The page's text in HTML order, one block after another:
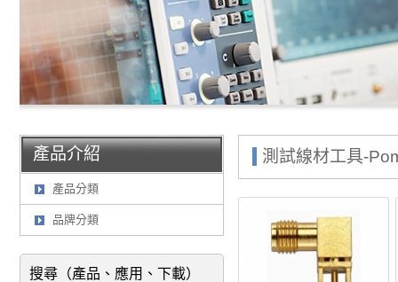
產品介紹
產品分類
品牌分類
搜尋（產品、應用、下載）
測試線材工具-